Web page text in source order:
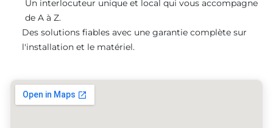
Un interlocuteur unique et local qui vous accompagne
de A à Z.
Des solutions fiables avec une garantie complète sur
l'installation et le matériel.